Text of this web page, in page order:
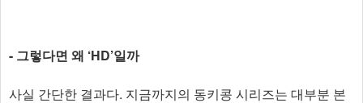
- 그렇다면 왜 ‘HD’일까
사실 간단한 결과다. 지금까지의 동키콩 시리즈는 대부분 본